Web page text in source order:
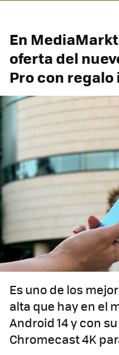
En
oferta del
Pro con
Es uno de los
alta que hay en el
Android 14 y con
Chromecast 4K